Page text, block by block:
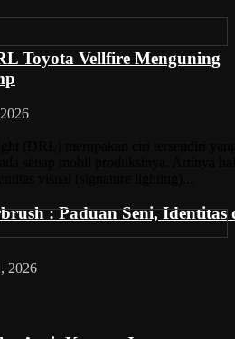
Toyota Vellfire Menguning
: Paduan Seni, Identitas
2026